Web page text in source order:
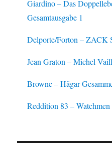
Giardino – Das
Gesamtausgabe 1
Delporte/Forton – ZACK
Jean Graton – Michel
Browne – Hägar
Reddition 83 – Watchmen